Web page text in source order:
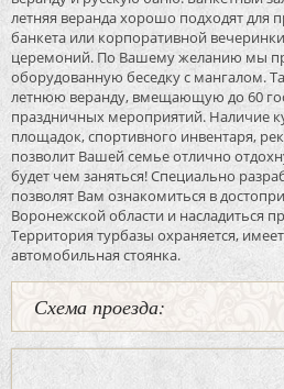
летняя веранда хорошо подходят для
банкета или корпоративной
церемоний. По Вашему желанию мы
оборудованную беседку с мангалом.
летнюю веранду, вмещающую до 60
праздничных мероприятий. Наличие
площадок, спортивного инвентаря,
позволит Вашей семье отлично
будет чем заняться! Специально
позволят Вам ознакомиться в
Воронежской области и насладиться
Территория турбазы охраняется,
автомобильная стоянка.
Схема проезда: